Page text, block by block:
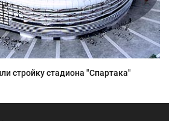
стройку стадиона "Спартака"